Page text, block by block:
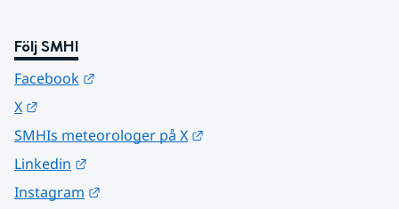
Följ SMHI
Facebook
X
SMHIs meteorologer på X
Linkedin
Instagram